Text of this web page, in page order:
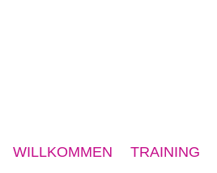
WILLKOMMEN TRAINING